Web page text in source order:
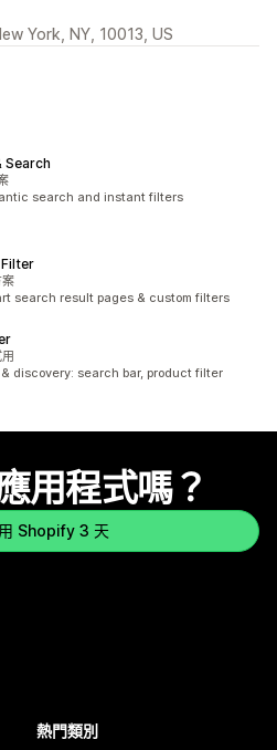
York, NY, 10013, US
Search
search and instant filters
search result pages & custom filters
discovery: search bar, product filter
用程式嗎？
Shopify 3 天
熱門類別